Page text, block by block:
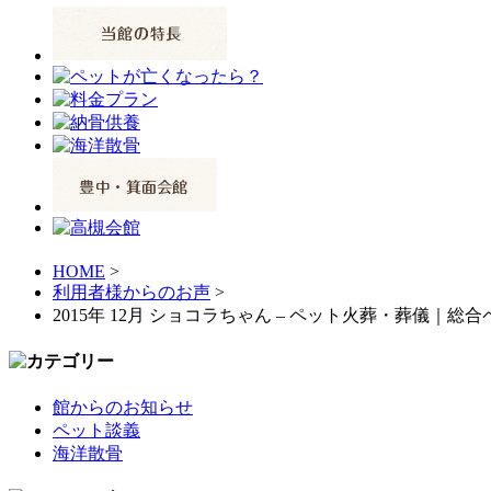
HOME >
利用者様からのお声 >
2015年 12月 ショコラちゃん – ペット火葬・葬儀｜総
館からのお知らせ
ペット談義
海洋散骨